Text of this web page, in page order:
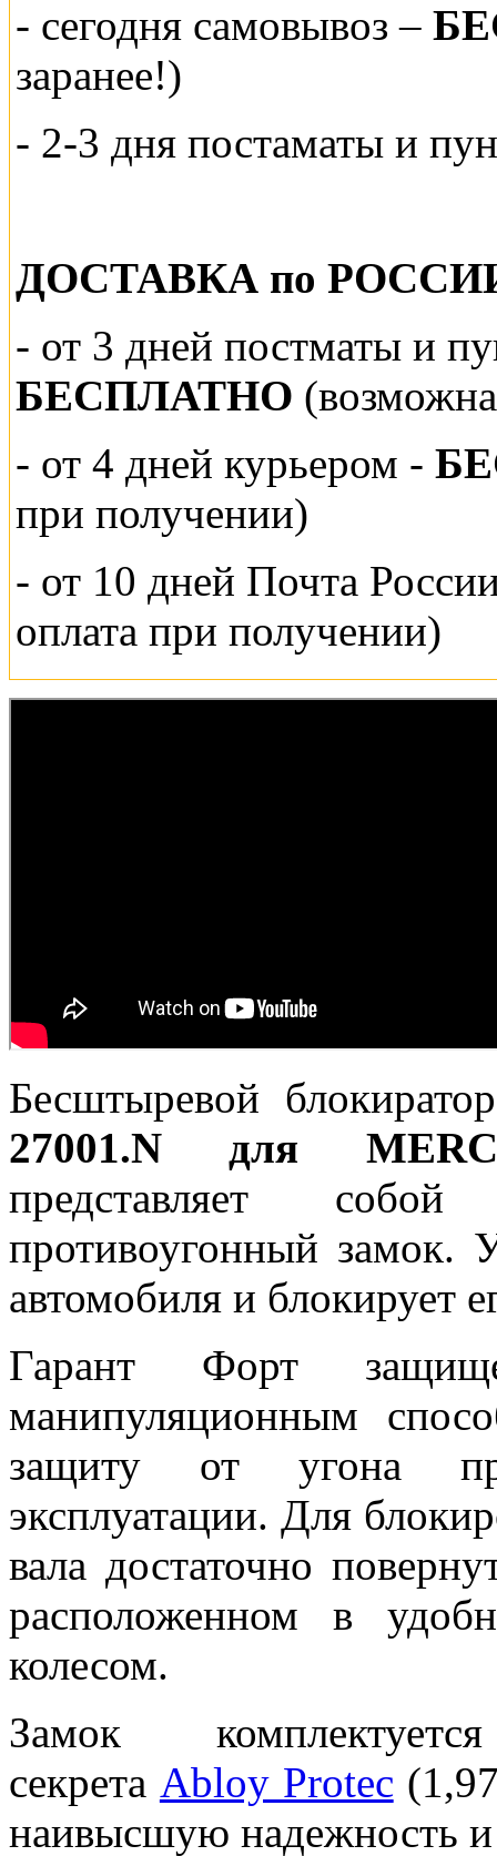
- сегодня самовывоз –
заранее!)
- 2-3 дня постаматы и
ДОСТАВКА по
- от 3 дней постматы и
БЕСПЛАТНО
- от 4 дней курьером -
при получении)
- от 10 дней Почта
оплата при получении)
Бесштыревой
27001.N для
представляет
противоугонный замок.
автомобиля и блокирует
Гарант Форт
манипуляционным
защиту от угона
эксплуатации. Для
вала достаточно
расположенном в
колесом.
Замок
секрета Abloy Protec
наивысшую надежность